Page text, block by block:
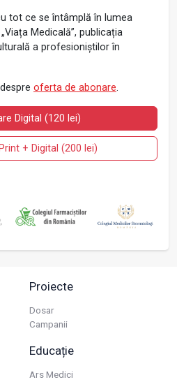
tot ce se întâmplă în lumea
Medicală”, publicația
a profesioniștilor în
oferta de abonare.
Digital (120 lei)
+ Digital (200 lei)
Proiecte
Dosar
Campanii
Educație
Ars Medici